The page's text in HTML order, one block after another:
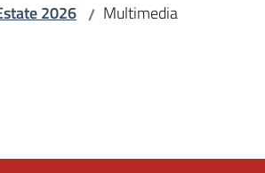
2026 / Multimedia